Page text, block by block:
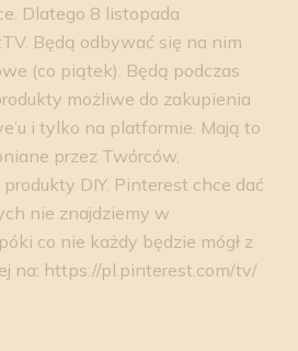
Dlatego 8 listopada
Będą odbywać się na nim
(co piątek). Będą podczas
możliwe do zakupienia
i tylko na platformie. Mają to
przez Twórców,
DIY. Pinterest chce dać
nie znajdziemy w
co nie każdy będzie mógł z
na: https://pl.pinterest.com/tv/